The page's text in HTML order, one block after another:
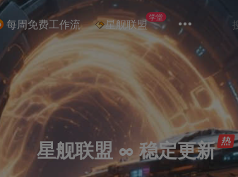
每周免费工作流 星舰联盟学堂
星舰联盟 ∞ 稳定更新